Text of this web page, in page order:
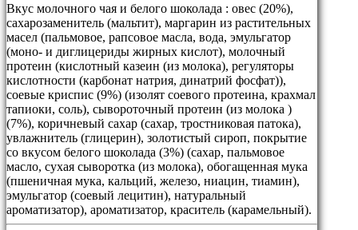
Вкус молочного чая и белого шоколада : овес (20%),
сахарозаменитель (мальтит), маргарин из растительных
масел (пальмовое, рапсовое масла, вода, эмульгатор
(моно- и диглицериды жирных кислот), молочный
протеин (кислотный казеин (из молока), регуляторы
кислотности (карбонат натрия, динатрий фосфат)),
соевые криспис (9%) (изолят соевого протеина, крахмал
тапиоки, соль), сывороточный протеин (из молока )
(7%), коричневый сахар (сахар, тростниковая патока),
увлажнитель (глицерин), золотистый сироп, покрытие
со вкусом белого шоколада (3%) (сахар, пальмовое
масло, сухая сыворотка (из молока), обогащенная мука
(пшеничная мука, кальций, железо, ниацин, тиамин),
эмульгатор (соевый лецитин), натуральный
ароматизатор), ароматизатор, краситель (карамельный).